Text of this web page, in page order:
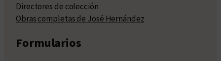
Directores de colección
Obras completas de José Hernández
Formularios